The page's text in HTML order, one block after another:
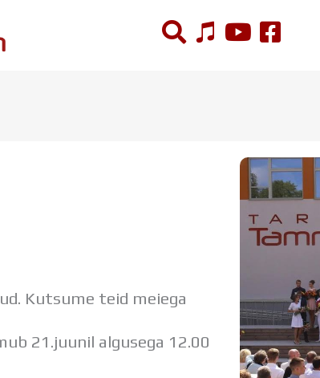
Kodukord
Kutsume teid meiega
21.juunil algusega 12.00